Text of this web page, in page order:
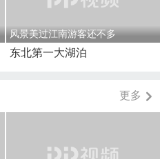
风景美过江南游客还不多
东北第一大湖泊
更多